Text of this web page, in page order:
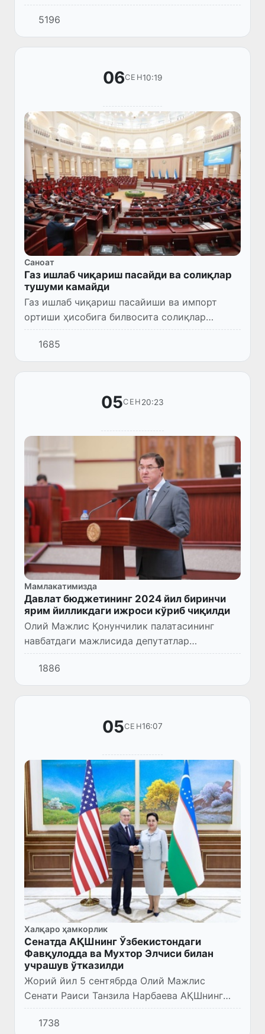
амалиёти» мавзусида семинар бўлиб ўтди.
5196
06СЕН10:19
Саноат
Газ ишлаб чиқариш пасайди ва солиқлар
тушуми камайди
Газ ишлаб чиқариш пасайиши ва импорт
ортиши ҳисобига билвосита солиқлар
тушуми камайган. Ўзбекистон 1000 метр куб
газни 160 доллардан импорт қилмоқда.
1685
05СЕН 20:23
Мамлакатимизда
Давлат бюджетининг 2024 йил биринчи
ярим йилликдаги ижроси кўриб чиқилди
Олий Мажлис Қонунчилик палатасининг
навбатдаги мажлисида депутатлар
Ўзбекистон Республикаси Давлат
бюджетининг ва давлат мақсадли
жамғармалари бюджетларининг 2024 йил
1886
05СЕН16:07
Халқаро ҳамкорлик
Сенатда АҚШнинг Ўзбекистондаги
Фавқулодда ва Мухтор Элчиси билан
учрашув ўтказилди
Жорий йил 5 сентябрда Олий Мажлис
Сенати Раиси Танзила Нарбаева АҚШнинг
Ўзбекистондаги Фавқулодда ва Мухтор
элчиси Жонатан Хеник билан учрашди.
1738